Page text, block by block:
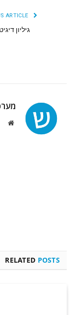
גיליון דיגיטלי
RELATED POSTS